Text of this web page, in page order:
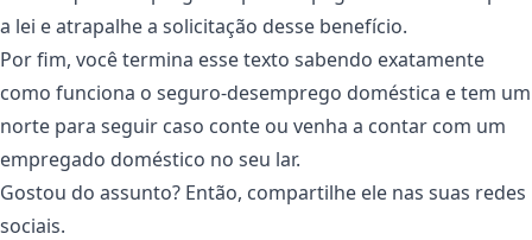
a lei e atrapalhe a solicitação desse benefício.
Por fim, você termina esse texto sabendo exatamente
como funciona o seguro-desemprego doméstica e tem um
norte para seguir caso conte ou venha a contar com um
empregado doméstico no seu lar.
Gostou do assunto? Então, compartilhe ele nas suas redes
sociais.